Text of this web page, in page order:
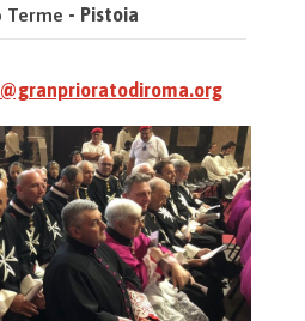
Terme - Pistoia